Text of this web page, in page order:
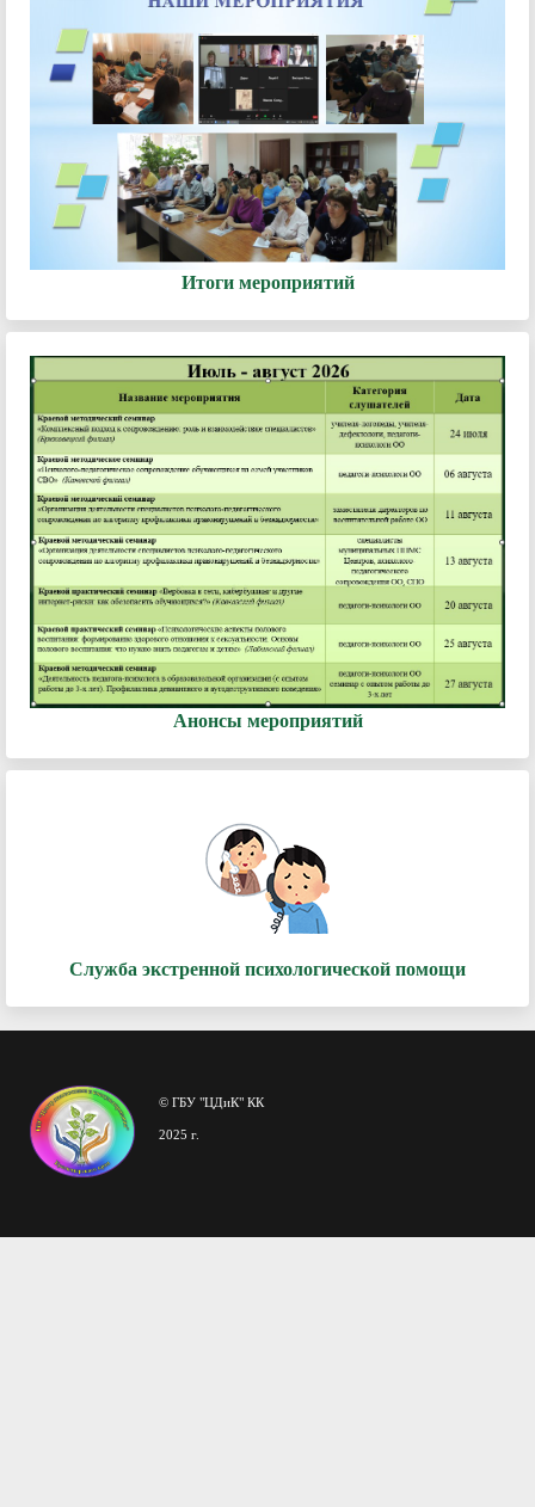
Итоги мероприятий
Анонсы мероприятий
Служба экстренной психологической помощи
© ГБУ "ЦДиК" КК
2025 г.